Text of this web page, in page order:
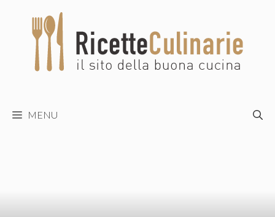
contenuto
MENU